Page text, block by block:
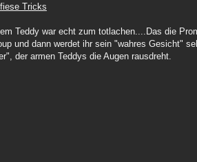
Tricks
Teddy war echt zum totlachen....Das die
und dann werdet ihr sein "wahres Gesicht"
der armen Teddys die Augen rausdreht.